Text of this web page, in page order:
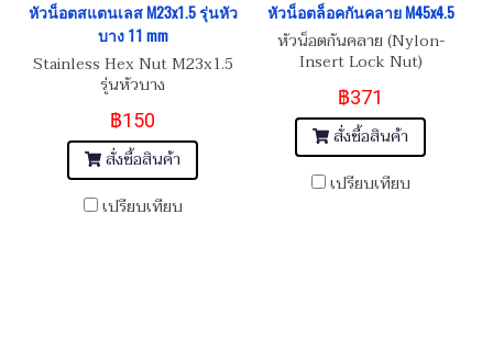
หัวน็อตสแตนเลส M23x1.5 รุ่นหัว
บาง 11 mm
Stainless Hex Nut M23x1.5
รุ่นหัวบาง
฿150
สั่งซื้อสินค้า
เปรียบเทียบ
หัวน็อตล็อคกันคลาย M45x4.5
หัวน็อตกันคลาย (Nylon-
Insert Lock Nut)
฿371
สั่งซื้อสินค้า
เปรียบเทียบ